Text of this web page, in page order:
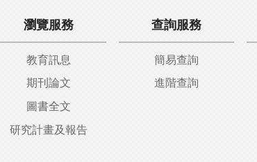
瀏覽服務
教育訊息
期刊論文
圖書全文
研究計畫及報告
查詢服務
簡易查詢
進階查詢